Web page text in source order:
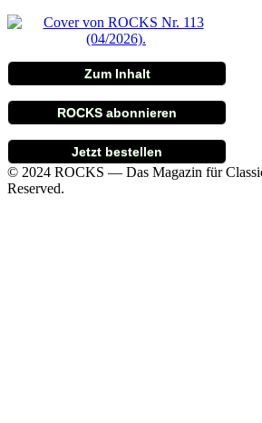
Zum Inhalt
ROCKS abonnieren
Jetzt bestellen
© 2024 ROCKS — Das Magazin für
Reserved.